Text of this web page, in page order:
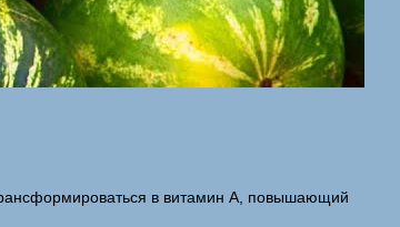
в витамин A, повышающий